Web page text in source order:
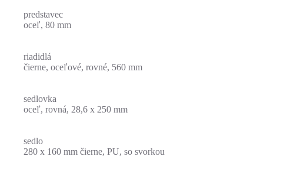
predstavec
oceľ, 80 mm
riadidlá
čierne, oceľové, rovné, 560 mm
sedlovka
oceľ, rovná, 28,6 x 250 mm
sedlo
280 x 160 mm čierne, PU, so svorkou